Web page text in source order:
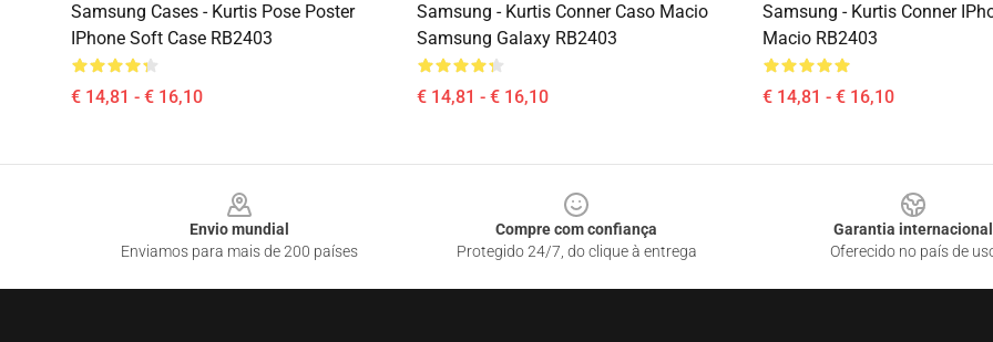
Samsung Cases - Kurtis Pose Poster
IPhone Soft Case RB2403
€ 14,81 - € 16,10
Samsung - Kurtis Conner Caso Macio
Samsung Galaxy RB2403
€ 14,81 - € 16,10
Samsung - Kurtis Conner
Macio RB2403
€ 14,81 - € 16,10
Envio mundial
Enviamos para mais de 200 países
Compre com confiança
Protegido 24/7, do clique à entrega
Garantia internacional
Oferecido no país de